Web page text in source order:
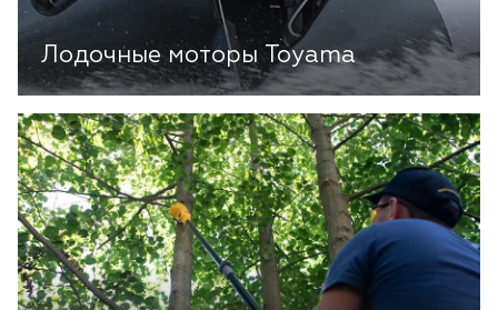
Лодочные моторы Toyama